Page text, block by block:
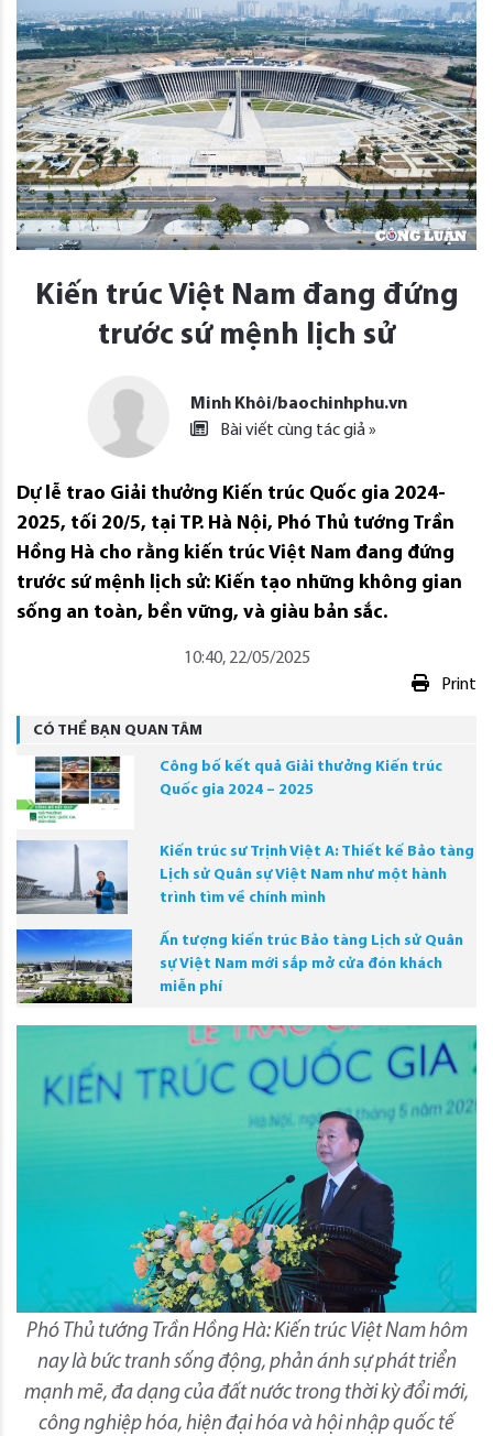
Kiến trúc Việt Nam đang đứng
trước sứ mệnh lịch sử
Minh Khôi/baochinhphu.vn
Bài viết cùng tác giả »
Dự lễ trao Giải thưởng Kiến trúc Quốc gia 2024-
2025, tối 20/5, tại TP. Hà Nội, Phó Thủ tướng Trần
Hồng Hà cho rằng kiến trúc Việt Nam đang đứng
trước sứ mệnh lịch sử: Kiến tạo những không gian
sống an toàn, bền vững, và giàu bản sắc.
10:40, 22/05/2025
Print
CÓ THỂ BẠN QUAN TÂM
Công bố kết quả Giải thưởng Kiến trúc
Quốc gia 2024 – 2025
Kiến trúc sư Trịnh Việt A: Thiết kế Bảo tàng
Lịch sử Quân sự Việt Nam như một hành
trình tìm về chính mình
Ấn tượng kiến trúc Bảo tàng Lịch sử Quân
sự Việt Nam mới sắp mở cửa đón khách
miễn phí
Phó Thủ tướng Trần Hồng Hà: Kiến trúc Việt Nam hôm
nay là bức tranh sống động, phản ánh sự phát triển
mạnh mẽ, đa dạng của đất nước trong thời kỳ đổi mới,
công nghiệp hóa, hiện đại hóa và hội nhập quốc tế